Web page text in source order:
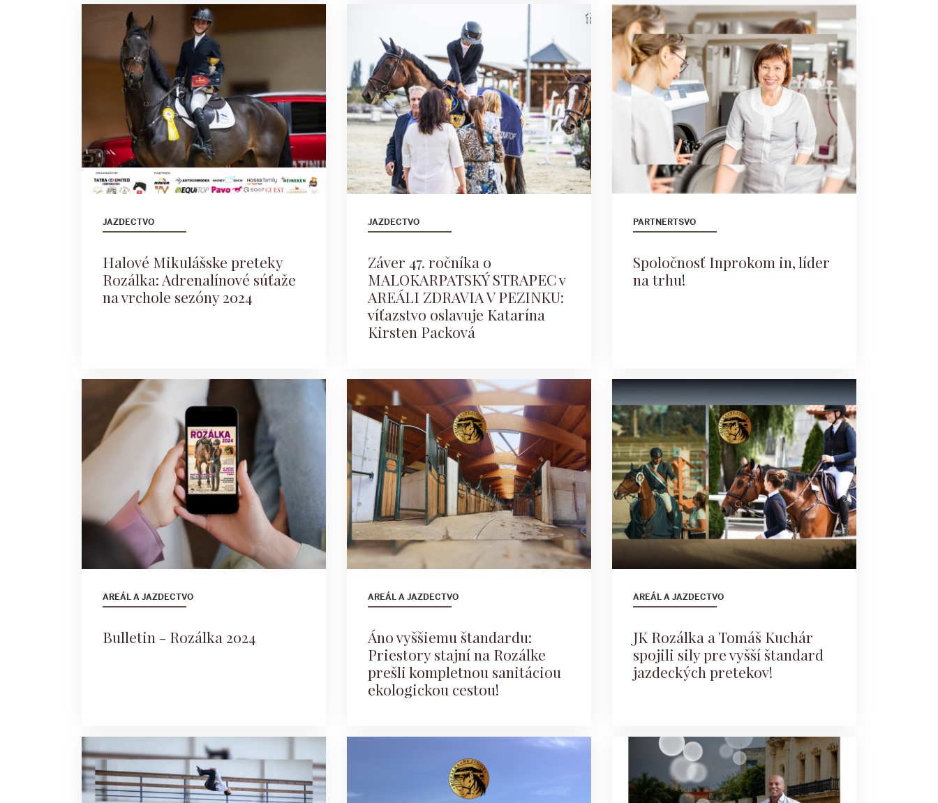
JAZDECTVO
Halové Mikulášske preteky
Rozálka: Adrenalínové súťaže
na vrchole sezóny 2024
JAZDECTVO
Záver 47. ročníka o
MALOKARPATSKÝ STRAPEC v
AREÁLI ZDRAVIA V PEZINKU:
víťazstvo oslavuje Katarína
Kirsten Packová
PARTNERTSVO
Spoločnosť Inprokom in, líder
na trhu!
AREÁL A JAZDECTVO
Bulletin - Rozálka 2024
AREÁL A JAZDECTVO
Áno vyššiemu štandardu:
Priestory stajní na Rozálke
prešli kompletnou sanitáciou
ekologickou cestou!
AREÁL A JAZDECTVO
​JK Rozálka a Tomáš Kuchár
spojili sily pre vyšší štandard
jazdeckých pretekov!